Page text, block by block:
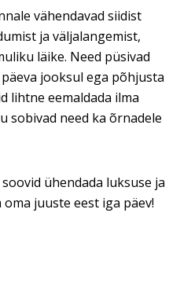
vähendavad siidist
ja väljalangemist,
läike. Need püsivad
jooksul ega põhjusta
lihtne eemaldada ilma
sobivad need ka õrnadele
ühendada luksuse ja
juuste eest iga päev!